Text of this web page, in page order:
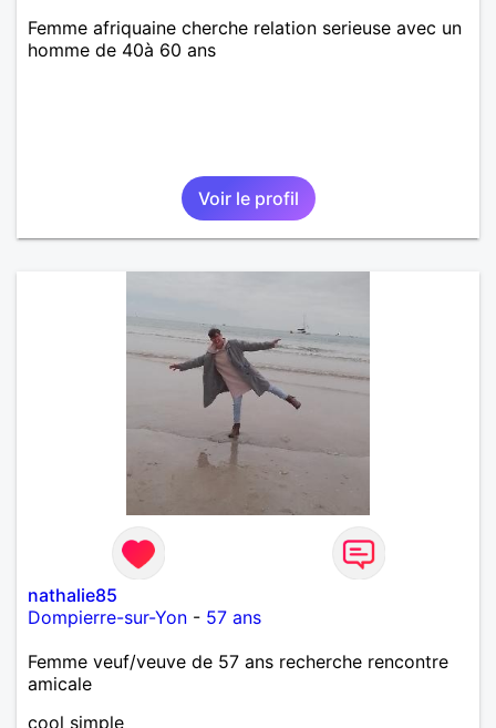
Femme afriquaine cherche relation serieuse avec un
homme de 40à 60 ans
Voir le profil
nathalie85
Dompierre-sur-Yon - 57 ans
Femme veuf/veuve de 57 ans recherche rencontre
amicale
cool simple